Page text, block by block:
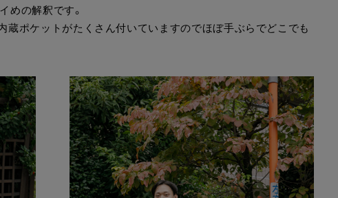
めの解釈です。
蔵ポケットがたくさん付いていますのでほぼ手ぶらでどこでも